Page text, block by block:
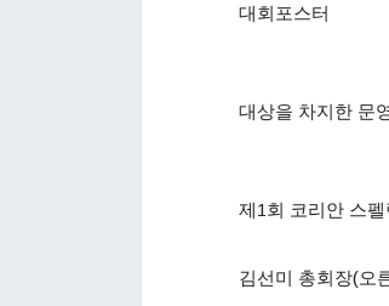
대회포스터
대상을 차지한 문
제1회 코리안 스
김선미 총회장(오